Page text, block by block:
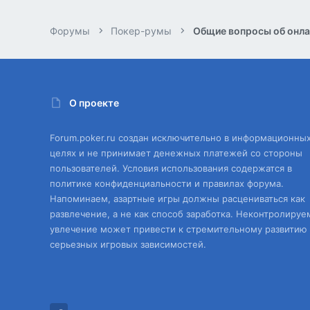
Форумы Покер-румы Общие вопросы об
О проекте
Forum.poker.ru создан исключительно в
целях и не принимает денежных платежей со стороны
пользователей. Условия использования содержатся в
политике конфиденциальности и правилах форума.
Напоминаем, азартные игры должны расцениваться как
развлечение, а не как способ заработка.
увлечение может привести к стремительному развитию
серьезных игровых зависимостей.